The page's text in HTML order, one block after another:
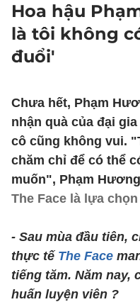
Hoa hậu
là tôi không
đuổi'
Chưa hết, Phạm
nhận quà của đại
cô cũng không vui.
chăm chỉ để có thể
muốn", Phạm
The Face là lựa
- Sau mùa đầu tiên,
thực tế The Face
tiếng tăm. Năm nay,
huấn luyện viên ?